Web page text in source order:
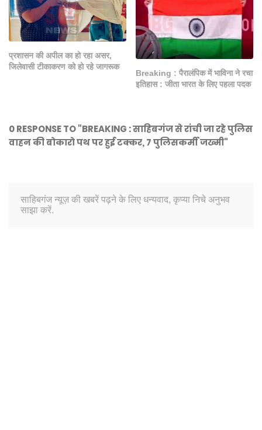
प्रशासन की अपील का हो रहा असर,
जिलेवासी टीकाकरण को हो रहे जागरूक
Breaking : पैरालंपिक में भाविना ने रचा
इतिहास : जीता भारत के लिए पहला पदक
0 RESPONSE TO "BREAKING : साहिबगंज से रांची जा रहे पुलिस
वाहन की बोकारो पथ पर हुई टक्कर, 7 पुलिसकर्मी जख्मी"
साहिबगंज न्यूज़ की खबरें पढ़ने के लिए धन्यवाद, कृप्या निचे अनुभव
साझा करें.